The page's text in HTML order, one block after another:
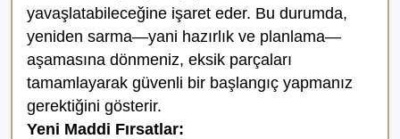
yavaşlatabileceğine işaret eder. Bu durumda,
yeniden sarma—yani hazırlık ve planlama—
aşamasına dönmeniz, eksik parçaları
tamamlayarak güvenli bir başlangıç yapmanız
gerektiğini gösterir.
Yeni Maddi Fırsatlar: